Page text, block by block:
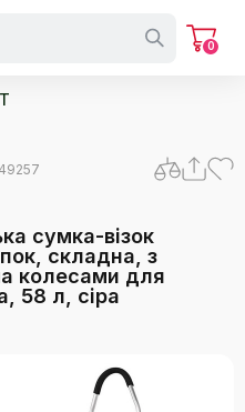
0
сумка-візок
складна, з
колесами для
58 л, сіра